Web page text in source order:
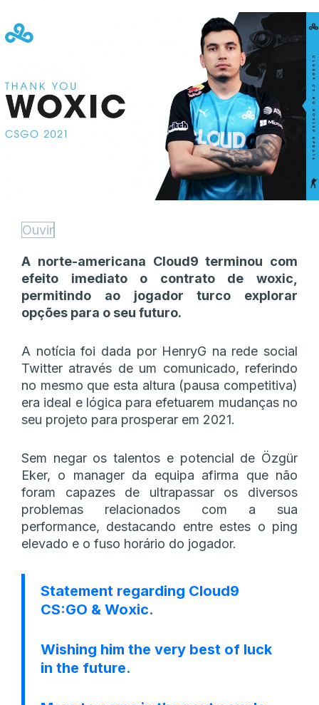
Ouvir
A norte-americana Cloud9 terminou com
efeito imediato o contrato de woxic,
permitindo ao jogador turco explorar
opções para o seu futuro.
A notícia foi dada por HenryG na rede social
Twitter através de um comunicado, referindo
no mesmo que esta altura (pausa competitiva)
era ideal e lógica para efetuarem mudanças no
seu projeto para prosperar em 2021.
Sem negar os talentos e potencial de Özgür
Eker, o manager da equipa afirma que não
foram capazes de ultrapassar os diversos
problemas relacionados com a sua
performance, destacando entre estes o ping
elevado e o fuso horário do jogador.
Statement regarding Cloud9
CS:GO & Woxic.
Wishing him the very best of luck
in the future.